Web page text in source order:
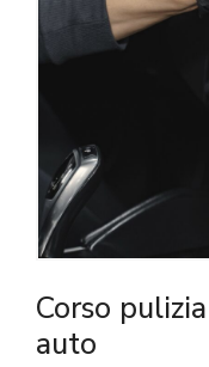
Corso
auto